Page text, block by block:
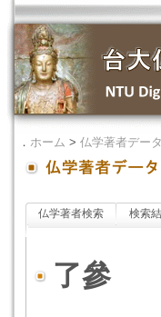
． ホーム > 仏学著者デー
仏学著者検索 検索
了參